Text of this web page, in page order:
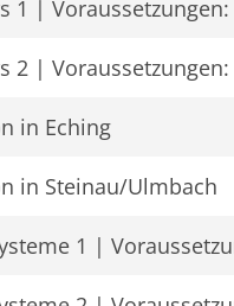
1 |
2 | Voraussetzungen:
in Eching
in Steinau/Ulmbach
1 |